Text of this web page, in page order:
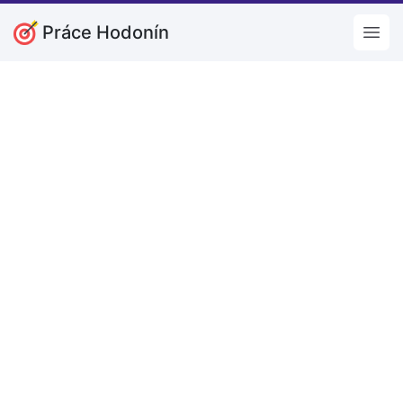
Práce Hodonín